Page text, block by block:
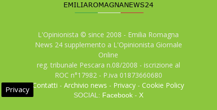
L'Opinionista © since 2008 - Emilia Romagna
News 24 supplemento a L'Opinionista Giornale
Online
reg. tribunale Pescara n.08/2008 - iscrizione al
ROC n°17982 - P.iva 01873660680
Contatti -Archivio news - Privacy -Cookie Policy
SOCIAL: Facebook- X
Privacy